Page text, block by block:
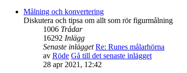
Målning och konvertering
Diskutera och tipsa om allt som rör figurmålning
1006 Trådar
16292 Inlägg
Senaste inlägget Re: Runes målarhörna
av Röde Gå till det senaste inlägget
28 apr 2021, 12:42